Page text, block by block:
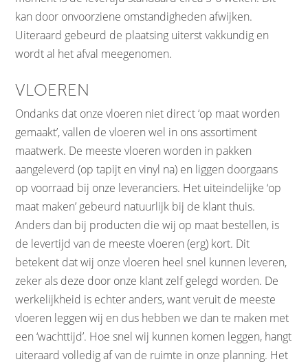
kan door onvoorziene omstandigheden afwijken.
Uiteraard gebeurd de plaatsing uiterst vakkundig en
wordt al het afval meegenomen.
VLOEREN
Ondanks dat onze vloeren niet direct ‘op maat worden
gemaakt’, vallen de vloeren wel in ons assortiment
maatwerk. De meeste vloeren worden in pakken
aangeleverd (op tapijt en vinyl na) en liggen doorgaans
op voorraad bij onze leveranciers. Het uiteindelijke ‘op
maat maken’ gebeurd natuurlijk bij de klant thuis.
Anders dan bij producten die wij op maat bestellen, is
de levertijd van de meeste vloeren (erg) kort. Dit
betekent dat wij onze vloeren heel snel kunnen leveren,
zeker als deze door onze klant zelf gelegd worden. De
werkelijkheid is echter anders, want veruit de meeste
vloeren leggen wij en dus hebben we dan te maken met
een ‘wachttijd’. Hoe snel wij kunnen komen leggen, hangt
uiteraard volledig af van de ruimte in onze planning. Het